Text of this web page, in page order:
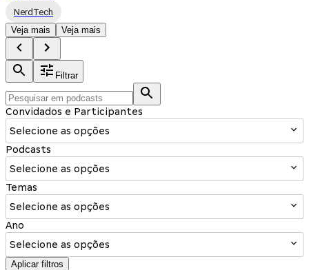
NerdTech
Veja mais
Veja mais
Filtrar
Convidados e Participantes
Selecione as opções
Podcasts
Selecione as opções
Temas
Selecione as opções
Ano
Selecione as opções
Aplicar filtros